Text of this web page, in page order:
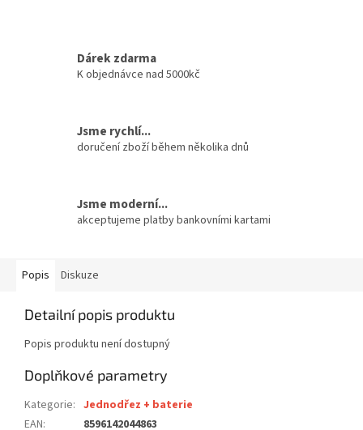
Dárek zdarma
K objednávce nad 5000kč
Jsme rychlí...
doručení zboží během několika dnů
Jsme moderní...
akceptujeme platby bankovními kartami
Popis Diskuze
Detailní popis produktu
Popis produktu není dostupný
Doplňkové parametry
Kategorie: Jednodřez + baterie
EAN: 8596142044863